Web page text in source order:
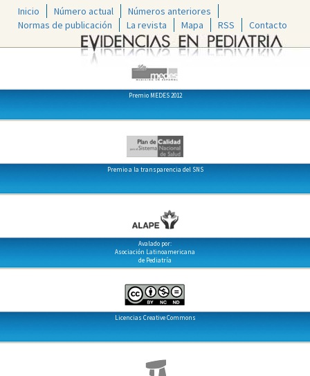
Inicio Número actual
Números anteriores
Normas de publicación
La revista Mapa RSS Contacto
Premio MEDES 2012
Premio a la transparencia del SNS
Avalado por:
Asociación Latinoamericana
de Pediatría
Licencias Creative Commons